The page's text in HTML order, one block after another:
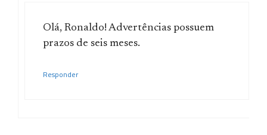
Olá, Ronaldo! Advertências possuem
prazos de seis meses.
Responder